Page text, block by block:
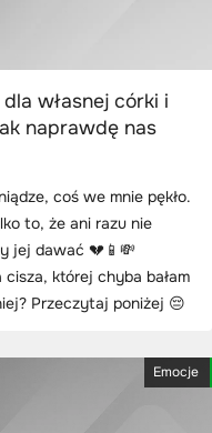
własnej córki i
naprawdę nas
coś we mnie pękło.
to, że ani razu nie
jej dawać 💔📱💸
cisza, której chyba bałam
Przeczytaj poniżej 😔
Emocje